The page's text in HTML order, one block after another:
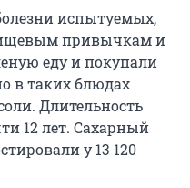
испытуемых,
привычкам и
еду и покупали
в таких блюдах
Длительность
12 лет. Сахарный
у 13 120